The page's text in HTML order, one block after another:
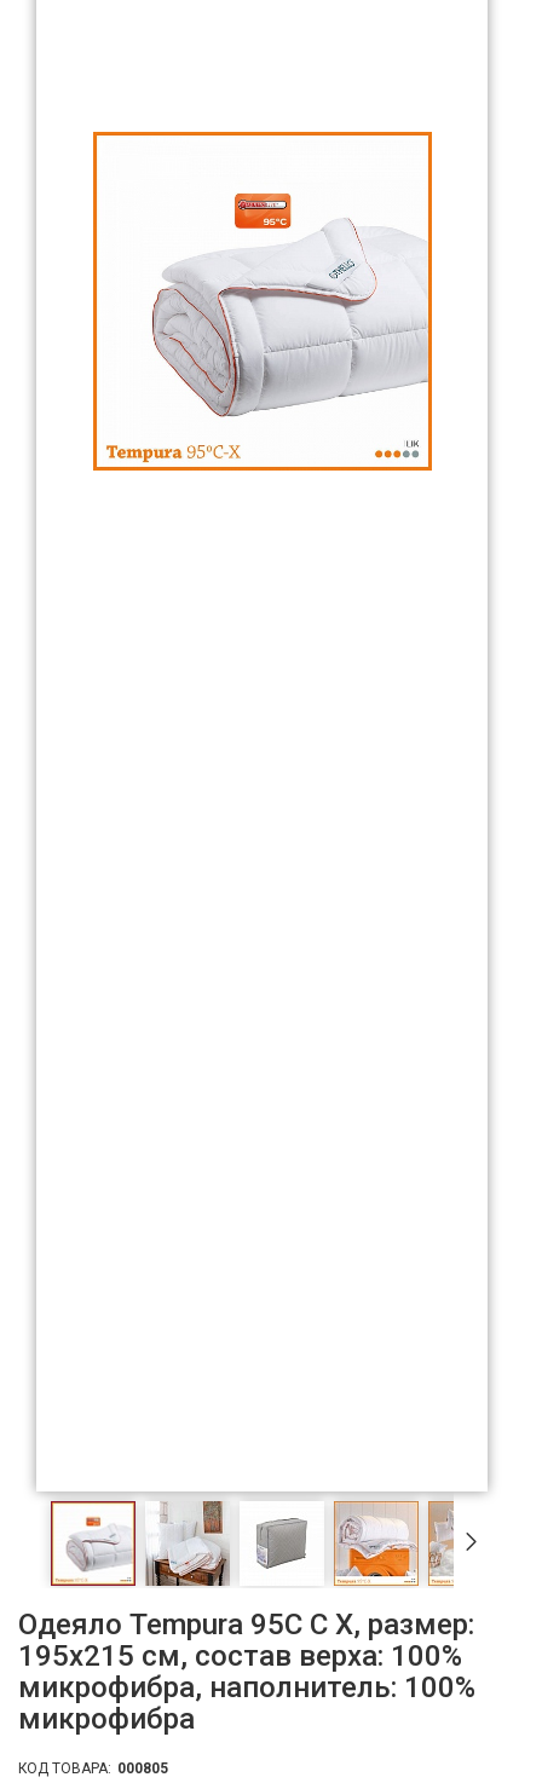
Одеяло Tempura 95C C X, размер:
195х215 см, состав верха: 100%
микрофибра, наполнитель: 100%
микрофибра
КОД ТОВАРА: 000805